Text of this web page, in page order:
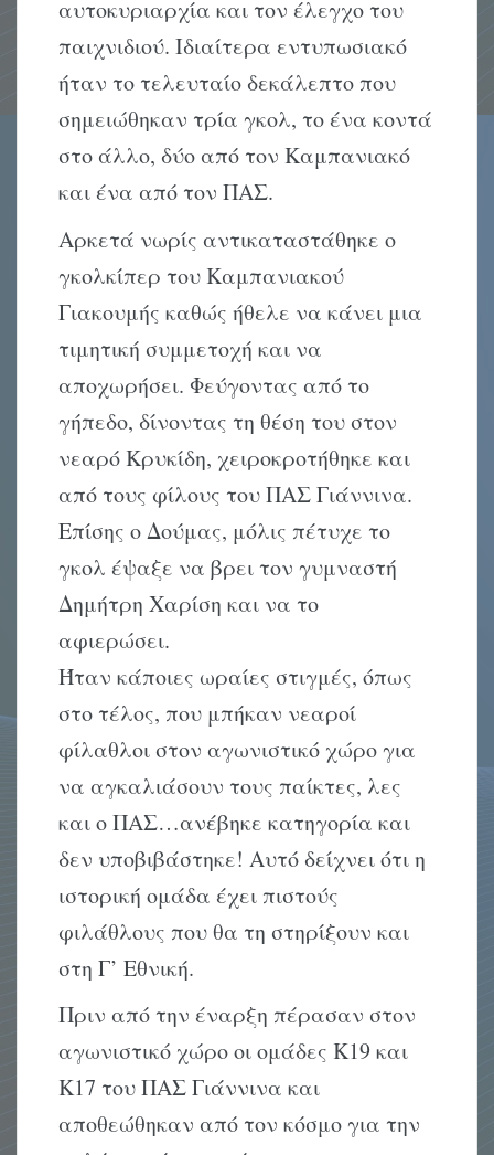
αυτοκυριαρχία και τον έλεγχο του
παιχνιδιού. Ιδιαίτερα εντυπωσιακό
ήταν το τελευταίο δεκάλεπτο που
σημειώθηκαν τρία γκολ, το ένα κοντά
στο άλλο, δύο από τον Καμπανιακό
και ένα από τον ΠΑΣ.
Αρκετά νωρίς αντικαταστάθηκε ο
γκολκίπερ του Καμπανιακού
Γιακουμής καθώς ήθελε να κάνει μια
τιμητική συμμετοχή και να
αποχωρήσει. Φεύγοντας από το
γήπεδο, δίνοντας τη θέση του στον
νεαρό Κρυκίδη, χειροκροτήθηκε και
από τους φίλους του ΠΑΣ Γιάννινα.
Επίσης ο Δούμας, μόλις πέτυχε το
γκολ έψαξε να βρει τον γυμναστή
Δημήτρη Χαρίση και να το
αφιερώσει.
Ήταν κάποιες ωραίες στιγμές, όπως
στο τέλος, που μπήκαν νεαροί
φίλαθλοι στον αγωνιστικό χώρο για
να αγκαλιάσουν τους παίκτες, λες
και ο ΠΑΣ…ανέβηκε κατηγορία και
δεν υποβιβάστηκε! Αυτό δείχνει ότι η
ιστορική ομάδα έχει πιστούς
φιλάθλους που θα τη στηρίξουν και
στη Γ’ Εθνική.
Πριν από την έναρξη πέρασαν στον
αγωνιστικό χώρο οι ομάδες Κ19 και
Κ17 του ΠΑΣ Γιάννινα και
αποθεώθηκαν από τον κόσμο για την